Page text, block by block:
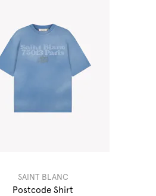
SAINT BLANC
Postcode Shirt